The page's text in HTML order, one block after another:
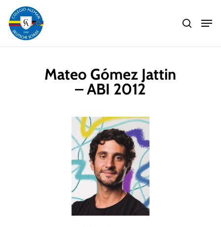
main
content
search
Mateo Gómez Jattin
– ABI 2012